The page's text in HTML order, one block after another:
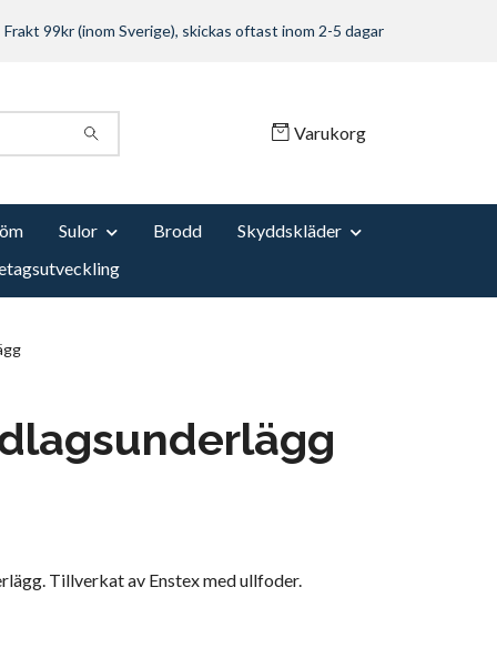
Frakt 99kr (inom Sverige), skickas oftast inom 2-5 dagar
Varukorg
Sulor Brodd
Skyddskläder
Tillverkat av Enstex med ullfoder.